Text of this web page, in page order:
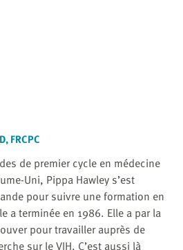
FRCPC
de premier cycle en médecine
Uni, Pippa Hawley s’est
pour suivre une formation en
a terminée en 1986. Elle a par la
pour travailler auprès de
sur le VIH. C’est aussi là